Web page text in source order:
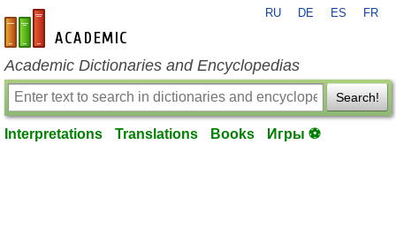
en-academic.com
RU DE ES FR
Academic Dictionaries and Encyclopedias
Search!
Interpretations Translations Books Игры ⚽